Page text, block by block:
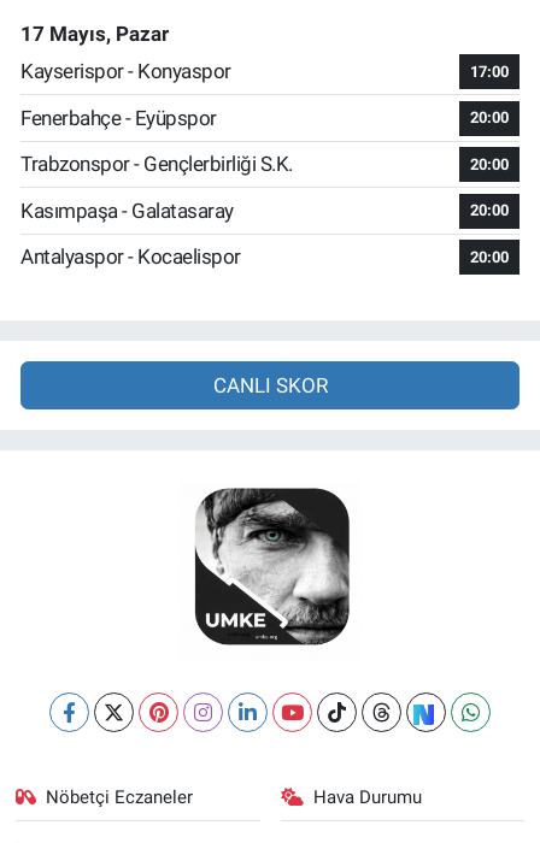
17 Mayıs, Pazar
Kayserispor - Konyaspor
17:00
Fenerbahçe - Eyüpspor 20:00
Trabzonspor - Gençlerbirliği S.K. 20:00
Kasımpaşa - Galatasaray 20:00
Antalyaspor - Kocaelispor 20:00
CANLI SKOR
Nöbetçi Eczaneler Hava Durumu